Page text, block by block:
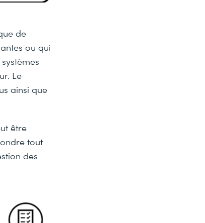
de
ou qui
Le
ainsi que
être
tout
des